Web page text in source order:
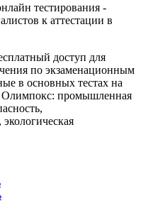
тестирования -
к аттестации в
доступ для
по экзаменационным
в основных тестах на
Олимпокс: промышленная
экологическая